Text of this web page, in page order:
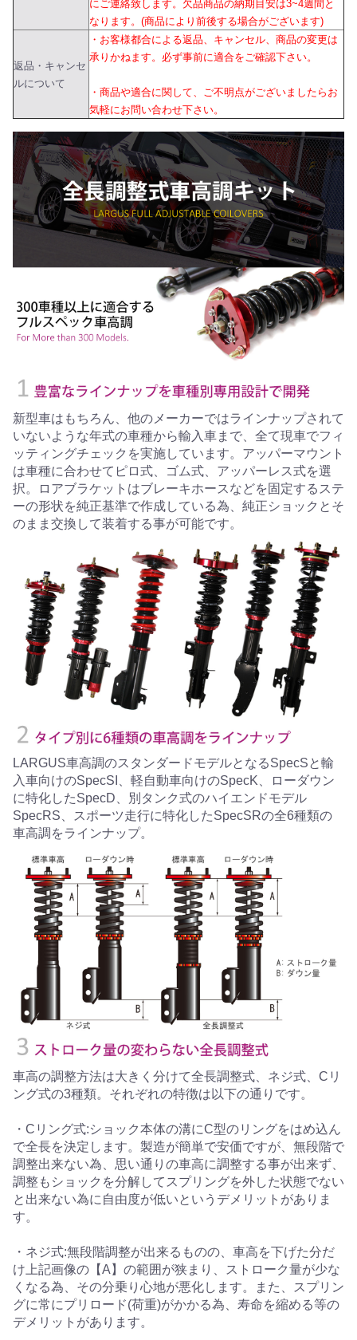
にご連絡致します。欠品商品の納期目安は3~4週間と
なります。(商品により前後する場合がございます)
返品・キャンセ
ルについて
・お客様都合による返品、キャンセル、商品の変更は
承りかねます。必ず事前に適合をご確認下さい。
・商品や適合に関して、ご不明点がございましたらお
気軽にお問い合わせ下さい。
新型車はもちろん、他のメーカーではラインナップされて
いないような年式の車種から輸入車まで、全て現車でフィ
ッティングチェックを実施しています。アッパーマウント
は車種に合わせてピロ式、ゴム式、アッパーレス式を選
択。ロアブラケットはブレーキホースなどを固定するステ
ーの形状を純正基準で作成している為、純正ショックとそ
のまま交換して装着する事が可能です。
LARGUS車高調のスタンダードモデルとなるSpecSと輸
入車向けのSpecSI、軽自動車向けのSpecK、ローダウン
に特化したSpecD、別タンク式のハイエンドモデル
SpecRS、スポーツ走行に特化したSpecSRの全6種類の
車高調をラインナップ。
車高の調整方法は大きく分けて全長調整式、ネジ式、Cリ
ング式の3種類。それぞれの特徴は以下の通りです。
・Cリング式:ショック本体の溝にC型のリングをはめ込ん
で全長を決定します。製造が簡単で安価ですが、無段階で
調整出来ない為、思い通りの車高に調整する事が出来ず、
調整もショックを分解してスプリングを外した状態でない
と出来ない為に自由度が低いというデメリットがありま
す。
・ネジ式:無段階調整が出来るものの、車高を下げた分だ
け上記画像の【A】の範囲が狭まり、ストローク量が少な
くなる為、その分乗り心地が悪化します。また、スプリン
グに常にプリロード(荷重)がかかる為、寿命を縮める等の
デメリットがあります。